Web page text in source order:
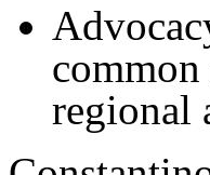
regional